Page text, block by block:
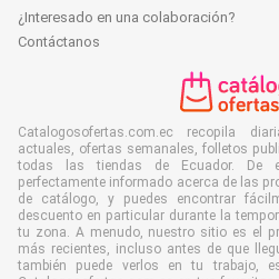
¿Interesado en una colaboración?
Contáctanos
Catalogosofertas.com.ec recopila
actuales, ofertas semanales, folletos
todas las tiendas de Ecuador. De
perfectamente informado acerca de las
de catálogo, y puedes encontrar
descuento en particular durante la
tu zona. A menudo, nuestro sitio es el
más recientes, incluso antes de que
también puede verlos en tu trabajo,